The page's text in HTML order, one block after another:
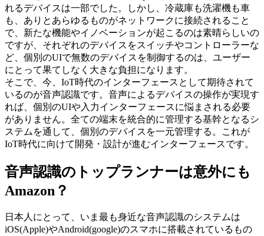
れるデバイスは一部でした。しかし、冷蔵庫も洗濯機も車
も、ありとあらゆるものがネットワークに接続されること
で、新たな機能やイノベーションが起こるのは素晴らしいの
ですが、それぞれのデバイスをスイッチやコントローラーな
ど、個別のUIで無数のデバイスを制御するのは、ユーザー
にとって果てしなく大きな負担になります。
そこで、今、IoT時代のインターフェースとして期待されて
いるのが音声認識です。音声によるデバイスの操作が実現す
れば、個別のUIや入力インターフェースに悩まされる必要
がありません。全ての端末を統合的に管理する基幹となるシ
ステムを通して、個別のデバイスを一元管理する。これが
IoT時代に向けて開発・設計が進むインターフェースです。
音声認識のトップランナーは意外にも
Amazon？
日本人にとって、いま最も身近な音声認識のシステムは
iOS(Apple)やAndroid(google)のスマホに搭載されているもの